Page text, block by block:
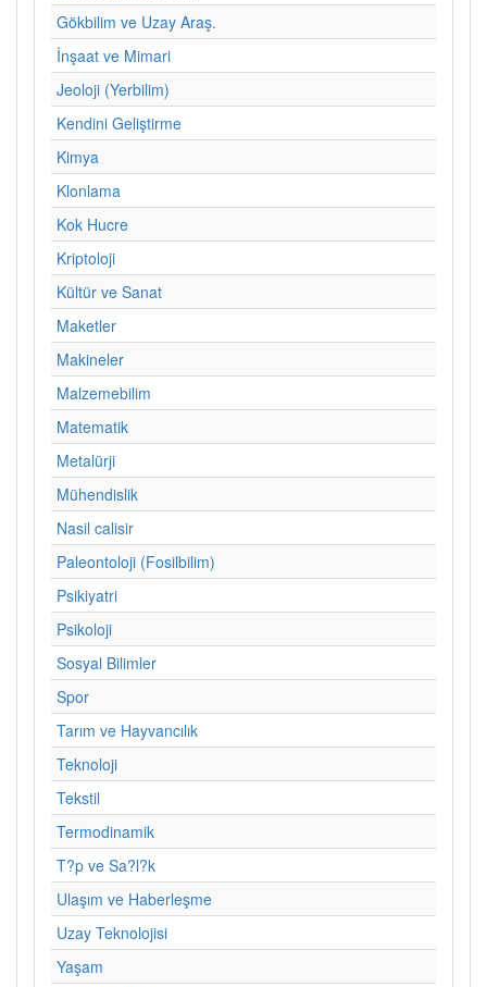
Gökbilim ve Uzay Araş.
İnşaat ve Mimari
Jeoloji (Yerbilim)
Kendini Geliştirme
Kimya
Klonlama
Kok Hucre
Kriptoloji
Kültür ve Sanat
Maketler
Makineler
Malzemebilim
Matematik
Metalürji
Mühendislik
Nasil calisir
Paleontoloji (Fosilbilim)
Psikiyatri
Psikoloji
Sosyal Bilimler
Spor
Tarım ve Hayvancılık
Teknoloji
Tekstil
Termodinamik
T?p ve Sa?l?k
Ulaşım ve Haberleşme
Uzay Teknolojisi
Yaşam